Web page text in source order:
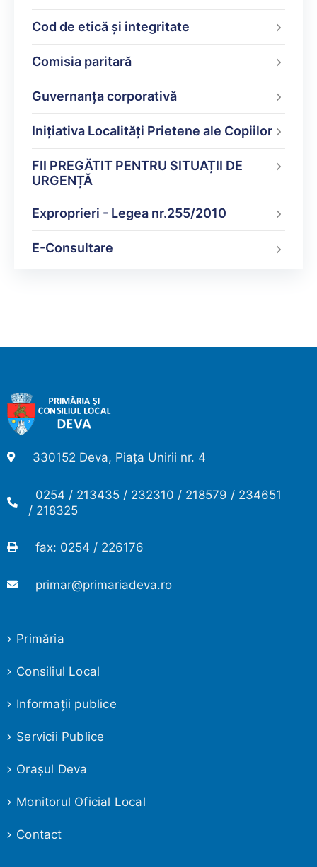
Cod de etică și integritate
Comisia paritară
Guvernanța corporativă
Inițiativa Localități Prietene ale Copiilor
FII PREGĂTIT PENTRU SITUAȚII DE
URGENȚĂ
Exproprieri - Legea nr.255/2010
E-Consultare
330152 Deva, Piața Unirii nr. 4
0254 / 213435 / 232310 / 218579 / 234651
/ 218325
fax: 0254 / 226176
primar@primariadeva.ro
Primăria
Consiliul Local
Informaţii publice
Servicii Publice
Oraşul Deva
Monitorul Oficial Local
Contact